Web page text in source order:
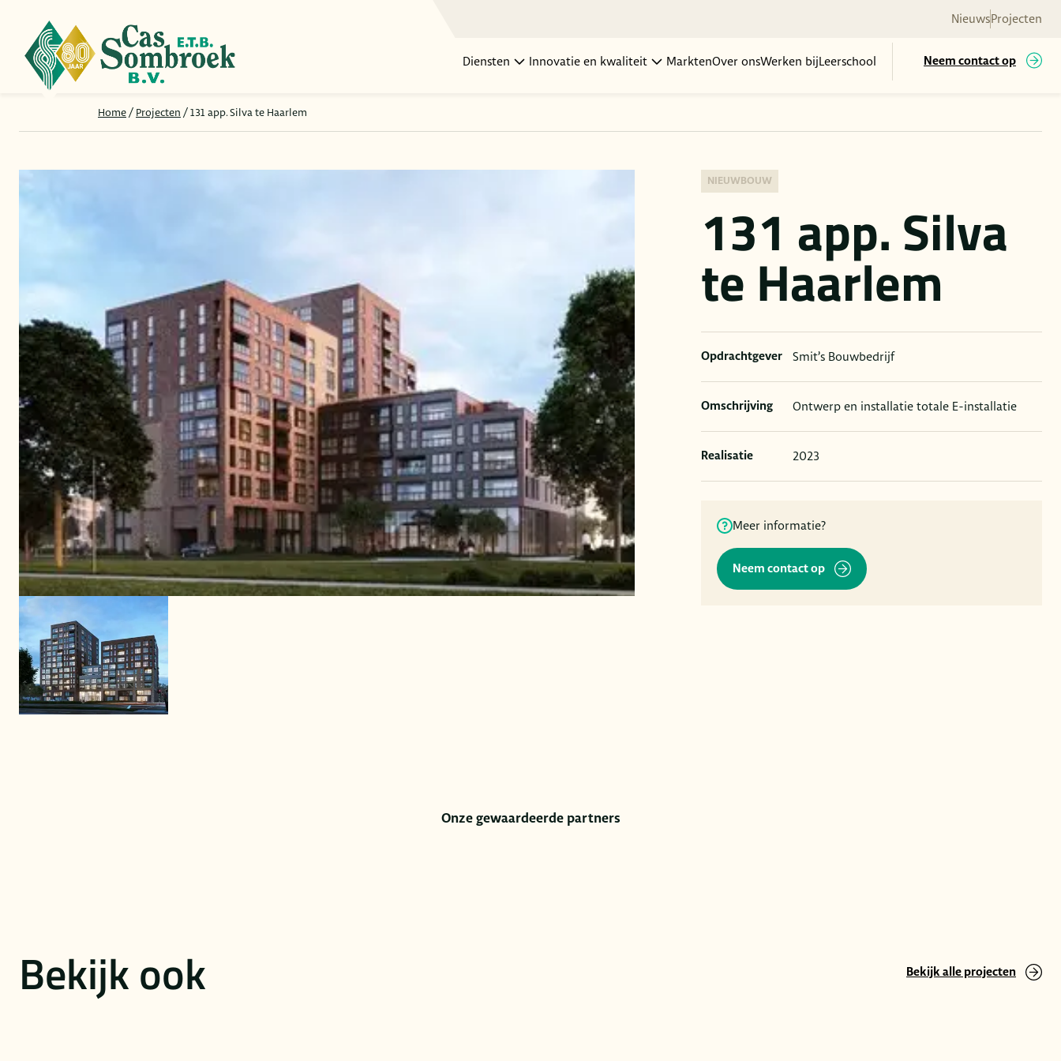
NieuwsProjecten
Skip
Diensten Innovatie en kwaliteit MarktenOver onsWerken bijLeerschool Neem contact op
Home / Projecten /131 app. Silva te Haarlem
NIEUWBOUW
131 app. Silva
te Haarlem
Opdrachtgever Smit’s Bouwbedrijf
Omschrijving Ontwerp en installatie totale E-installatie
Realisatie 2023
Meer informatie?
Neem contact op
Onze gewaardeerde partners
Bekijk ook Bekijk alle projecten